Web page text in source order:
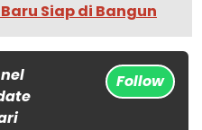
Siap di Bangun
Follow